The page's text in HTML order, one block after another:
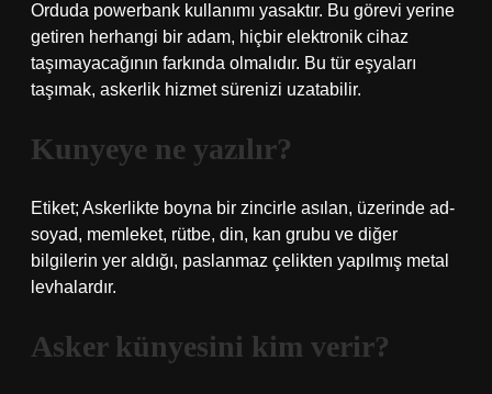
Orduda powerbank kullanımı yasaktır. Bu görevi yerine
getiren herhangi bir adam, hiçbir elektronik cihaz
taşımayacağının farkında olmalıdır. Bu tür eşyaları
taşımak, askerlik hizmet sürenizi uzatabilir.
Kunyeye ne yazılır?
Etiket; Askerlikte boyna bir zincirle asılan, üzerinde ad-
soyad, memleket, rütbe, din, kan grubu ve diğer
bilgilerin yer aldığı, paslanmaz çelikten yapılmış metal
levhalardır.
Asker künyesini kim verir?